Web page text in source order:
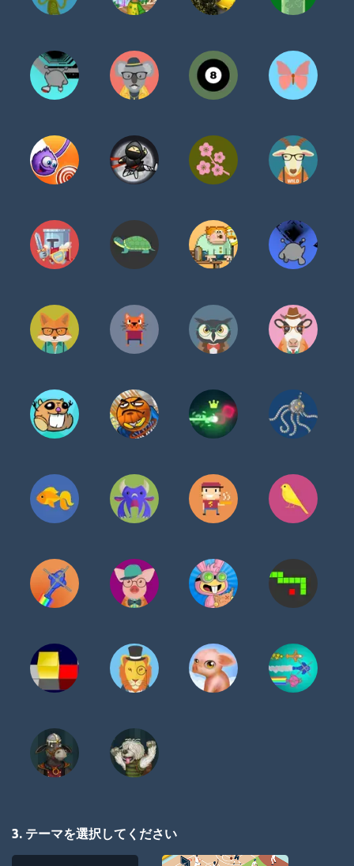
3. テーマを選択してください